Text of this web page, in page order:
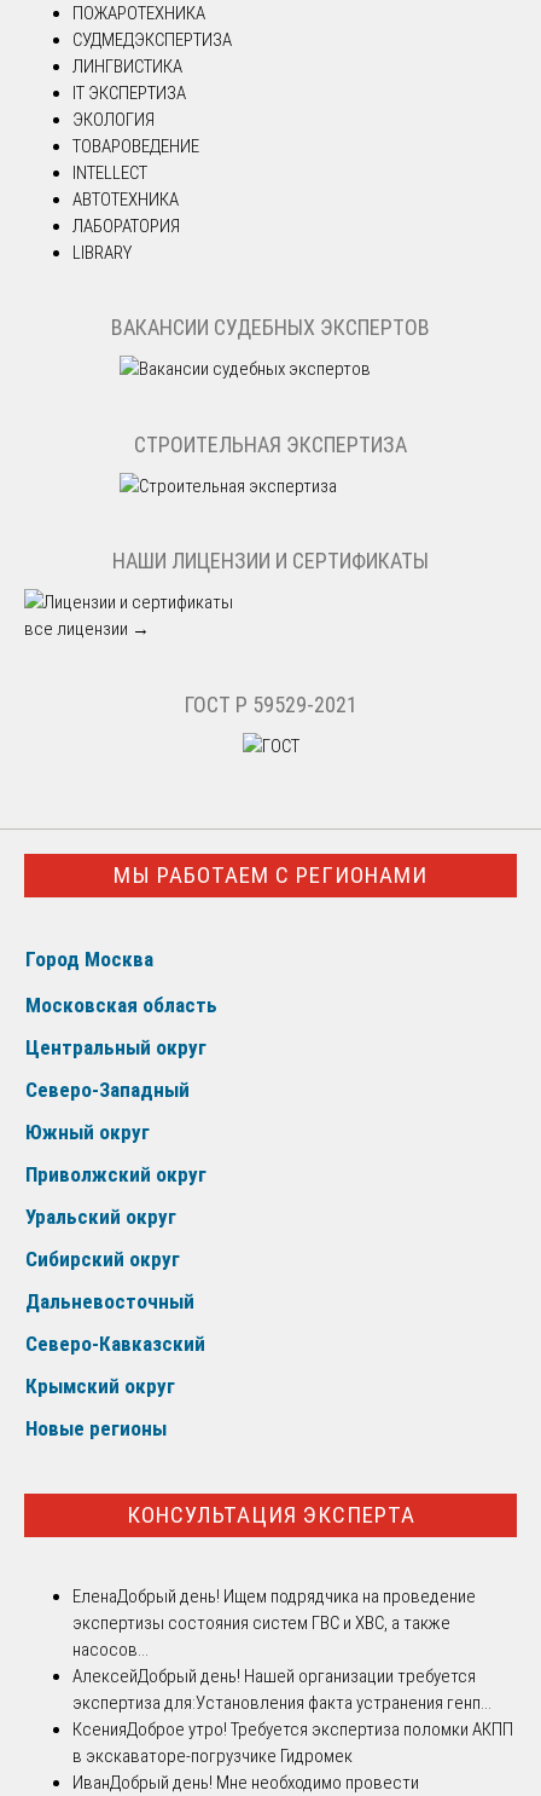
ПОЖАРОТЕХНИКА
СУДМЕДЭКСПЕРТИЗА
ЛИНГВИСТИКА
IT ЭКСПЕРТИЗА
ЭКОЛОГИЯ
ТОВАРОВЕДЕНИЕ
INTELLECT
АВТОТЕХНИКА
ЛАБОРАТОРИЯ
LIBRARY
ВАКАНСИИ СУДЕБНЫХ ЭКСПЕРТОВ
СТРОИТЕЛЬНАЯ ЭКСПЕРТИЗА
НАШИ ЛИЦЕНЗИИ И СЕРТИФИКАТЫ
все лицензии →
ГОСТ Р 59529-2021
МЫ РАБОТАЕМ С РЕГИОНАМИ
Город Москва
Московская область
Центральный округ
Северо-Западный
Южный округ
Приволжский округ
Уральский округ
Сибирский округ
Дальневосточный
Северо-Кавказский
Крымский округ
Новые регионы
КОНСУЛЬТАЦИЯ ЭКСПЕРТА
ЕленаДобрый день! Ищем подрядчика на проведение
экспертизы состояния систем ГВС и ХВС, а также
насосов...
АлексейДобрый день! Нашей организации требуется
экспертиза для:Установления факта устранения генп...
КсенияДоброе утро! Требуется экспертиза поломки АКПП
в экскаваторе-погрузчике Гидромек
ИванДобрый день! Мне необходимо провести